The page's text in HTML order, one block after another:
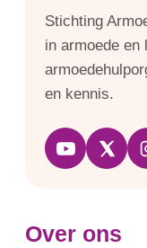
Stichting
in armoede en
en kennis.
Over ons